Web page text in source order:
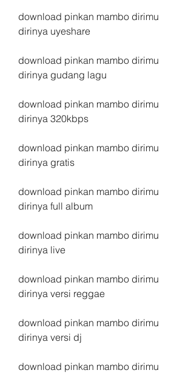
download pinkan mambo dirimu
dirinya uyeshare
download pinkan mambo dirimu
dirinya gudang lagu
download pinkan mambo dirimu
dirinya 320kbps
download pinkan mambo dirimu
dirinya gratis
download pinkan mambo dirimu
dirinya full album
download pinkan mambo dirimu
dirinya live
download pinkan mambo dirimu
dirinya versi reggae
download pinkan mambo dirimu
dirinya versi dj
download pinkan mambo dirimu